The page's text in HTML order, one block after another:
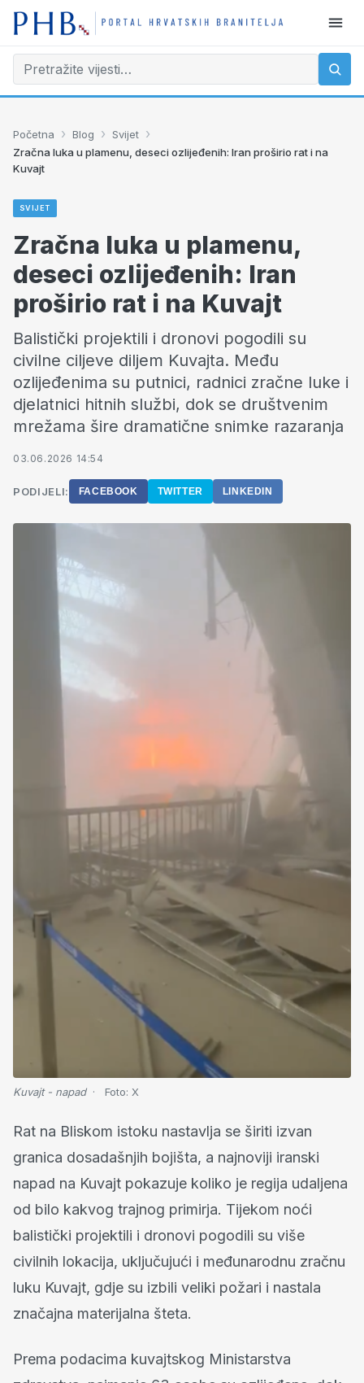
Početna › Blog › Svijet ›
Zračna luka u plamenu, deseci ozlijeđenih: Iran proširio rat i na
Kuvajt
SVIJET
Zračna luka u plamenu,
deseci ozlijeđenih: Iran
proširio rat i na Kuvajt
Balistički projektili i dronovi pogodili su
civilne ciljeve diljem Kuvajta. Među
ozlijeđenima su putnici, radnici zračne luke i
djelatnici hitnih službi, dok se društvenim
mrežama šire dramatične snimke razaranja
03.06.2026 14:54
PODIJELI: FACEBOOK TWITTER LINKEDIN
Kuvajt - napad Foto: X
Rat na Bliskom istoku nastavlja se širiti izvan
granica dosadašnjih bojišta, a najnoviji iranski
napad na Kuvajt pokazuje koliko je regija udaljena
od bilo kakvog trajnog primirja. Tijekom noći
balistički projektili i dronovi pogodili su više
civilnih lokacija, uključujući i međunarodnu zračnu
luku Kuvajt, gdje su izbili veliki požari i nastala
značajna materijalna šteta.
Prema podacima kuvajtskog Ministarstva